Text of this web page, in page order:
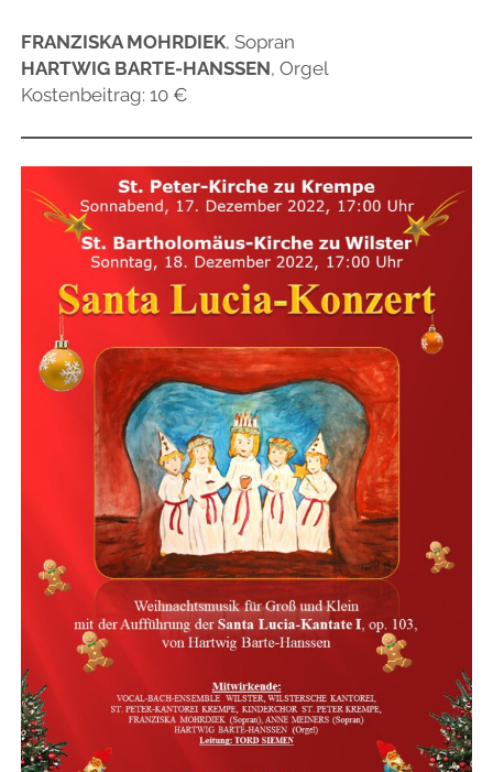
FRANZISKA MOHRDIEK, Sopran
HARTWIG BARTE-HANSSEN, Orgel
Kostenbeitrag: 10 €